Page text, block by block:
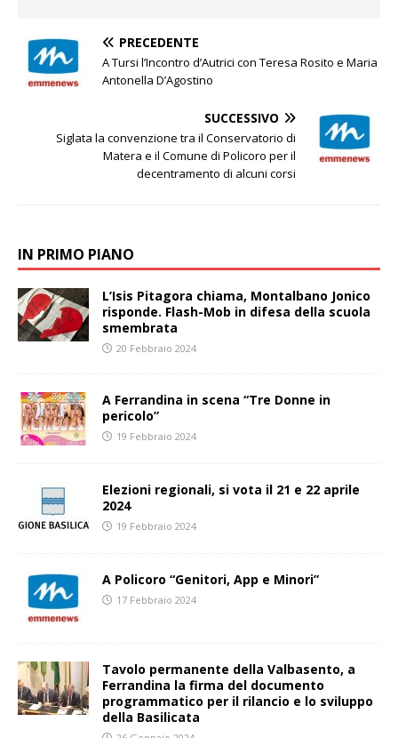
PRECEDENTE
A Tursi l’Incontro d’Autrici con Teresa Rosito e Maria
Antonella D’Agostino
SUCCESSIVO
Siglata la convenzione tra il Conservatorio di
Matera e il Comune di Policoro per il
decentramento di alcuni corsi
IN PRIMO PIANO
L’Isis Pitagora chiama, Montalbano Jonico
risponde. Flash-Mob in difesa della scuola
smembrata
20 Febbraio 2024
A Ferrandina in scena “Tre Donne in
pericolo”
19 Febbraio 2024
Elezioni regionali, si vota il 21 e 22 aprile
2024
19 Febbraio 2024
A Policoro “Genitori, App e Minori”
17 Febbraio 2024
Tavolo permanente della Valbasento, a
Ferrandina la firma del documento
programmatico per il rilancio e lo sviluppo
della Basilicata